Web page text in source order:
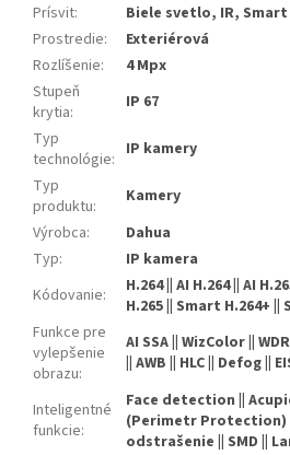
Prísvit:
Biele svetlo, IR,
Prostredie:
Exteriérová
Rozlíšenie:
4 Mpx
Stupeň
krytia:
IP 67
Typ
technológie: IP kamery
Typ
produktu:
Kamery
Výrobca:
Dahua
Typ:
IP kamera
Kódovanie:
H.264 || AI H.264 || AI
H.265 || Smart H.264+ ||
Funkce pre
vylepšenie
obrazu:
AI SSA || WizColor ||
|| AWB || HLC || Defog ||
Inteligentné
funkcie:
Face detection ||
(Perimetr Protection)
odstrašenie || SMD ||